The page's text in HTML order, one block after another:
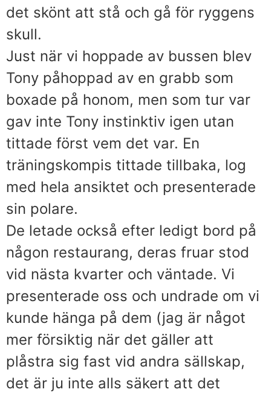
det skönt att stå och gå för ryggens
skull.
Just när vi hoppade av bussen blev
Tony påhoppad av en grabb som
boxade på honom, men som tur var
gav inte Tony instinktiv igen utan
tittade först vem det var. En
träningskompis tittade tillbaka, log
med hela ansiktet och presenterade
sin polare.
De letade också efter ledigt bord på
någon restaurang, deras fruar stod
vid nästa kvarter och väntade. Vi
presenterade oss och undrade om vi
kunde hänga på dem (jag är något
mer försiktig när det gäller att
plåstra sig fast vid andra sällskap,
det är ju inte alls säkert att det